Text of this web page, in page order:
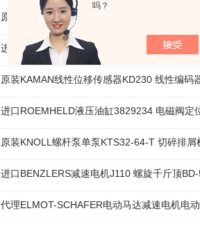
吗？
原装LAMBRECHT降水传感器00.14575.20气象
进口VEM三相异步感应电机IE1-K21R80G4马达
原装KAMAN线性位移传感器KD230 线性编码
进口ROEMHELD液压油缸3829234 电磁阀定
原装KNOLL螺杆泵单泵KTS32-64-T 切碎排屑
进口BENZLERS减速电机J110 螺旋千斤顶
代理ELMOT-SCHAFER电动马达减速电机电